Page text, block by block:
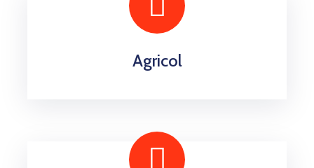
Agricol